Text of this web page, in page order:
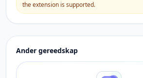
the extension is supported.
Ander gereedskap